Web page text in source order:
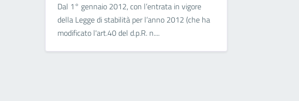
Dal 1° gennaio 2012, con l’entrata in vigore
della Legge di stabilità per l’anno 2012 (che ha
modificato l'art.40 del d.p.R. n....